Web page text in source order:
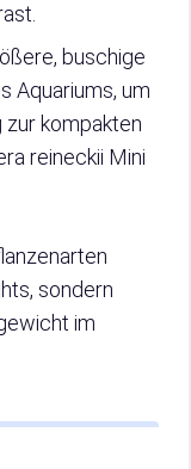
buschige
Aquariums, um
zur kompakten
reineckii Mini
sondern
im